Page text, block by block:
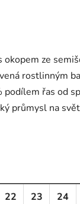
ze
rostlinným
podílem řas od
průmysl na
22 23 24